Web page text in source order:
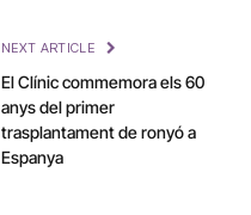
NEXT ARTICLE
El Clínic commemora els 60
anys del primer
trasplantament de ronyó a
Espanya